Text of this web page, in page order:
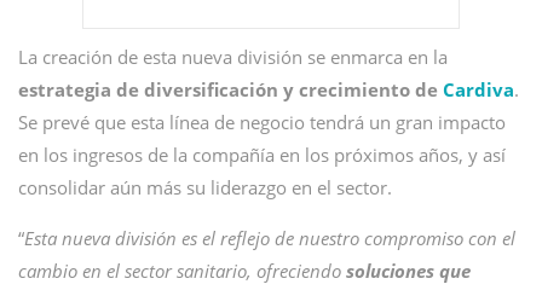
La creación de esta nueva división se enmarca en la
estrategia de diversificación y crecimiento de Cardiva.
Se prevé que esta línea de negocio tendrá un gran impacto
en los ingresos de la compañía en los próximos años, y así
consolidar aún más su liderazgo en el sector.
“Esta nueva división es el reflejo de nuestro compromiso con el
cambio en el sector sanitario, ofreciendo soluciones que